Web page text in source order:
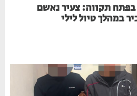
תקווה: צעיר נאשם
טיול לילי